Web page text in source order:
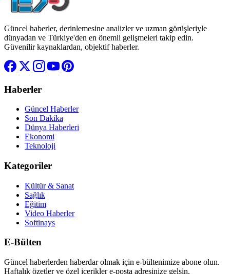
Güncel haberler, derinlemesine analizler ve uzman görüşleriyle
dünyadan ve Türkiye'den en önemli gelişmeleri takip edin.
Güvenilir kaynaklardan, objektif haberler.
Haberler
Güncel Haberler
Son Dakika
Dünya Haberleri
Ekonomi
Teknoloji
Kategoriler
Kültür & Sanat
Sağlık
Eğitim
Video Haberler
Softinays
E-Bülten
Güncel haberlerden haberdar olmak için e-bültenimize abone olun.
Haftalık özetler ve özel içerikler e-posta adresinize gelsin.